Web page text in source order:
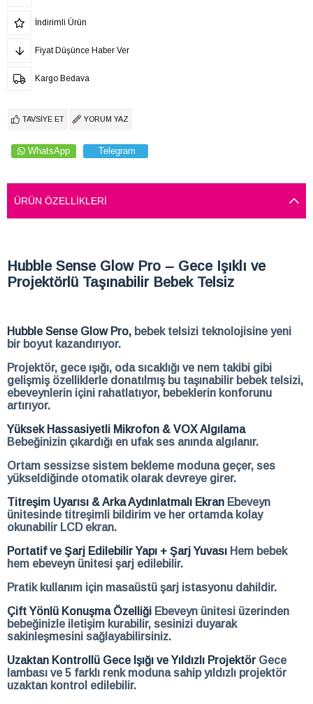
İndirimli Ürün
Fiyat Düşünce Haber Ver
Kargo Bedava
TAVSIYE ET YORUM YAZ
WhatsApp Telegram
ÜRÜN ÖZELLIKLERI
Hubble Sense Glow Pro – Gece Işıklı ve
Projektörlü Taşınabilir Bebek Telsiz
Hubble Sense Glow Pro, bebek telsizi teknolojisine yeni
bir boyut kazandırıyor.
Projektör, gece ışığı, oda sıcaklığı ve nem takibi gibi
gelişmiş özelliklerle donatılmış bu taşınabilir bebek telsizi,
ebeveynlerin içini rahatlatıyor, bebeklerin konforunu
artırıyor.
Yüksek Hassasiyetli Mikrofon & VOX Algılama
Bebeğinizin çıkardığı en ufak ses anında algılanır.
Ortam sessizse sistem bekleme moduna geçer, ses
yükseldiğinde otomatik olarak devreye girer.
Titreşim Uyarısı & Arka Aydınlatmalı Ekran Ebeveyn
ünitesinde titreşimli bildirim ve her ortamda kolay
okunabilir LCD ekran.
Portatif ve Şarj Edilebilir Yapı + Şarj Yuvası Hem bebek
hem ebeveyn ünitesi şarj edilebilir.
Pratik kullanım için masaüstü şarj istasyonu dahildir.
Çift Yönlü Konuşma Özelliği Ebeveyn ünitesi üzerinden
bebeğinizle iletişim kurabilir, sesinizi duyarak
sakinleşmesini sağlayabilirsiniz.
Uzaktan Kontrollü Gece Işığı ve Yıldızlı ProjektörGece
lambası ve 5 farklı renk moduna sahip yıldızlı projektör
uzaktan kontrol edilebilir.